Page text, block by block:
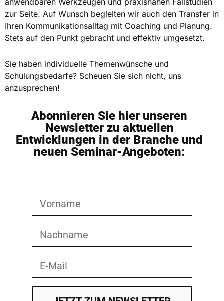
zur Seite. Auf Wunsch begleiten wir auch den Transfer in
Ihren Kommunikationsalltag mit Coaching und Planung.
Stets auf den Punkt gebracht und effektiv umgesetzt.
Sie haben individuelle Themenwünsche und
Schulungsbedarfe? Scheuen Sie sich nicht, uns
anzusprechen!
Abonnieren Sie hier unseren
Newsletter zu aktuellen
Entwicklungen in der Branche und
neuen Seminar-Angeboten: